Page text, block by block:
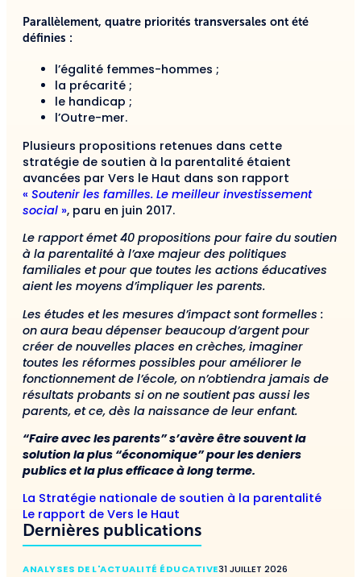
Parallèlement, quatre priorités transversales ont été
définies :
l’égalité femmes-hommes ;
la précarité ;
le handicap ;
l’Outre-mer.
Plusieurs propositions retenues dans cette
stratégie de soutien à la parentalité étaient
avancées par Vers le Haut dans son rapport
« Soutenir les familles. Le meilleur investissement
social », paru en juin 2017.
Le rapport émet 40 propositions pour faire du soutien
à la parentalité à l’axe majeur des politiques
familiales et pour que toutes les actions éducatives
aient les moyens d’impliquer les parents.
Les études et les mesures d’impact sont formelles :
on aura beau dépenser beaucoup d’argent pour
créer de nouvelles places en crèches, imaginer
toutes les réformes possibles pour améliorer le
fonctionnement de l’école, on n’obtiendra jamais de
résultats probants si on ne soutient pas aussi les
parents, et ce, dès la naissance de leur enfant.
“Faire avec les parents” s’avère être souvent la
solution la plus “économique” pour les deniers
publics et la plus efficace à long terme.
La Stratégie nationale de soutien à la parentalité
Le rapport de Vers le Haut
Dernières publications
ANALYSES DE L'ACTUALITÉ ÉDUCATIVE31 JUILLET 2026